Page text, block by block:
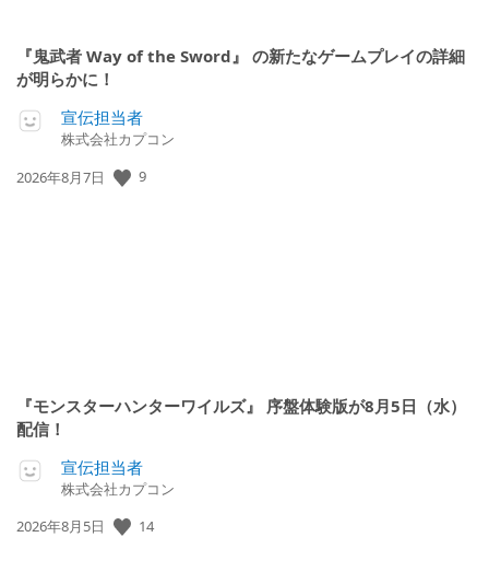
『鬼武者 Way of the Sword』 の新たなゲームプレイの詳細
が明らかに！
宣伝担当者
株式会社カプコン
公
2026年8月7日 9
『モンスターハンターワイルズ』 序盤体験版が8月5日（水）
配信！
宣伝担当者
株式会社カプコン
公
2026年8月5日 14